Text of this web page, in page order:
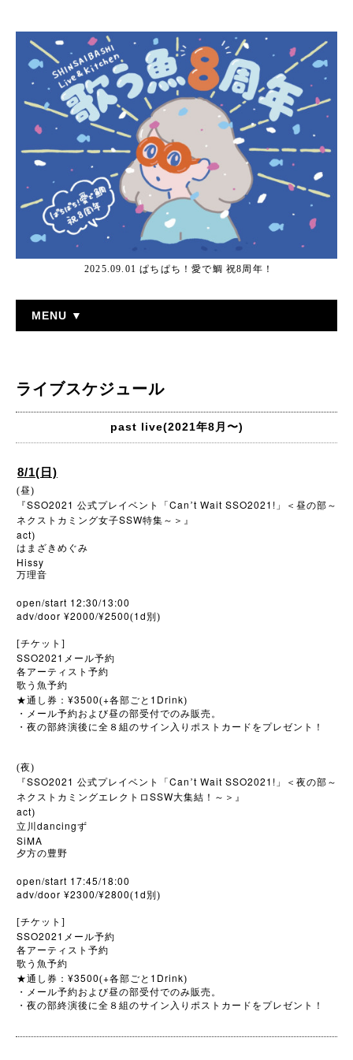
2025.09.01 ぱちぱち！愛で鯛 祝8周年！
MENU ▼
ライブスケジュール
past live(2021年8月〜)
8/1(日)
(昼)
『SSO2021 公式プレイベント「 Can ’t Wait SSO2021! 」＜昼の部～
ネクストカミング女子SSW特集～＞』
act)
はまざきめぐみ
Hissy
万理音
open/start 12:30/13:00
adv/door ¥2000/¥2500(1d 別)
[チケット]
SSO2021 メール予約
各アーティスト予約
歌う魚予約
★通し券： ¥3500(+各部ごと 1Drink)
・メール予約および昼の部受付でのみ販売。
・夜の部終演後に全８組のサイン入りポストカードをプレゼント！
(夜)
『SSO2021 公式プレイベント「 Can ’t Wait SSO2021! 」＜夜の部～
ネクストカミングエレクトロ SSW大集結！～＞』
act)
立川 dancingず
SiMA
夕方の豊野
open/start 17:45/18:00
adv/door ¥2300/¥2800(1d 別)
[チケット]
SSO2021 メール予約
各アーティスト予約
歌う魚予約
★通し券： ¥3500(+各部ごと 1Drink)
・メール予約および昼の部受付でのみ販売。
・夜の部終演後に全８組のサイン入りポストカードをプレゼント！